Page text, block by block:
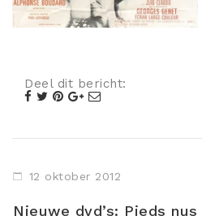
Deel dit bericht:
12 oktober 2012
Nieuwe dvd’s: Pieds